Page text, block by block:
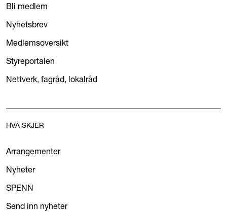
Bli medlem
Nyhetsbrev
Medlemsoversikt
Styreportalen
Nettverk, fagråd, lokalråd
HVA SKJER
Arrangementer
Nyheter
SPENN
Send inn nyheter